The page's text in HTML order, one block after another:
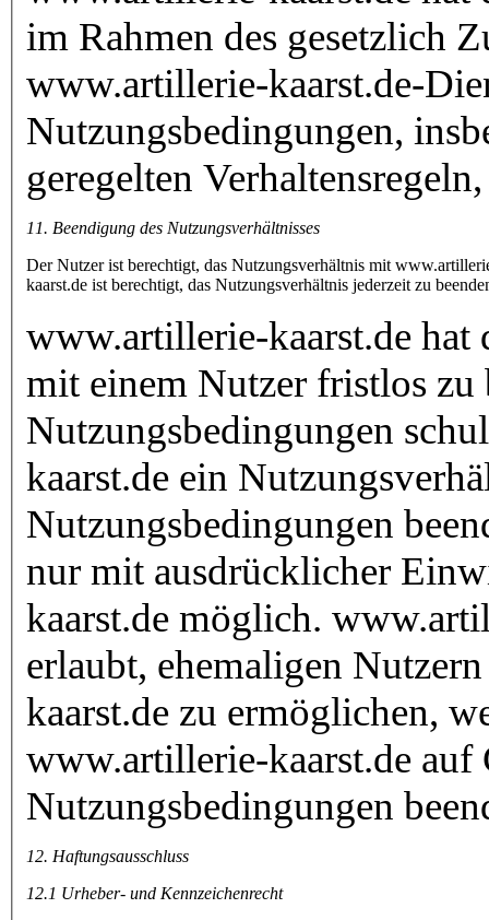
im Rahmen des gesetzlich
www.artillerie-kaarst.de-
Nutzungsbedingungen,
geregelten
11. Beendigung des Nutzungsverhältnisses
Der Nutzer ist berechtigt, das Nutzungsverhältnis mit
kaarst.de ist berechtigt, das Nutzungsverhältnis jederzeit zu
www.artillerie-kaarst.de hat
mit einem Nutzer fristlos zu
Nutzungsbedingungen
kaarst.de ein
Nutzungsbedingungen
nur mit ausdrücklicher
kaarst.de möglich.
erlaubt, ehemaligen
kaarst.de zu ermöglichen,
www.artillerie-kaarst.de auf
Nutzungsbedingungen
12. Haftungsausschluss
12.1 Urheber- und Kennzeichenrecht